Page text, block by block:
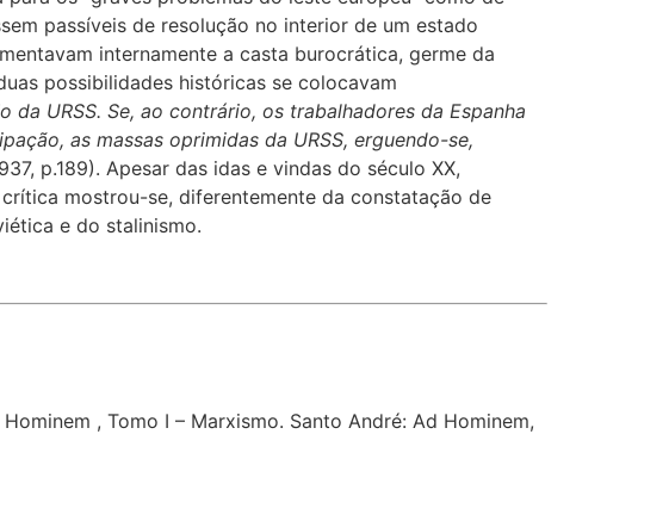
passíveis de resolução no interior de um estado
internamente a casta burocrática, germe da
possibilidades históricas se colocavam
URSS. Se, ao contrário, os trabalhadores da Espanha
as massas oprimidas da URSS, erguendo-se,
p.189). Apesar das idas e vindas do século XX,
mostrou-se, diferentemente da constatação de
e do stalinismo.
, Tomo I – Marxismo. Santo André: Ad Hominem,